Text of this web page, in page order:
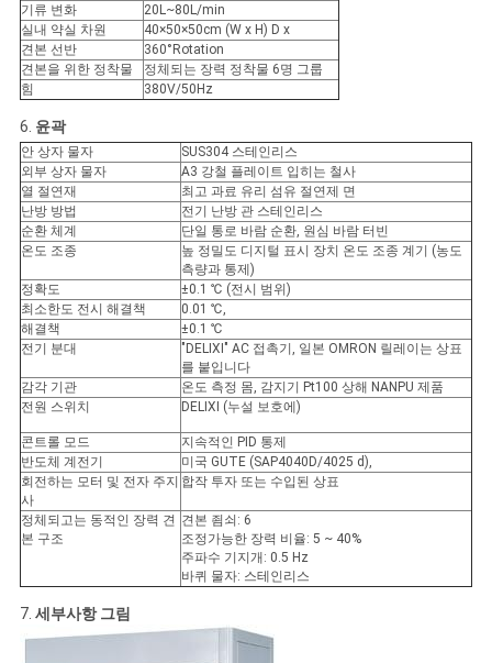
기류 변화
20L~80L/min
실내 약실 차원
40×50×50cm (W x H) D x
견본 선반
360°Rotation
견본을 위한 정착물
정체되는 장력 정착물 6명 그룹
힘
380V/50Hz
6. 윤곽
안 상자 물자
SUS304 스테인리스
외부 상자 물자
A3 강철 플레이트 입히는 철사
열 절연재
최고 과료 유리 섬유 절연제 면
난방 방법
전기 난방 관 스테인리스
순환 체계
단일 통로 바람 순환, 원심 바람 터빈
온도 조종
높 정밀도 디지털 표시 장치 온도 조종 계기 (농도
측량과 통제)
정확도
±0.1 ℃ (전시 범위)
최소한도 전시 해결책
0.01 ℃,
해결책
±0.1 ℃
전기 분대
"DELIXI" AC 접촉기, 일본 OMRON 릴레이는 상표
를 붙입니다
감각 기관
온도 측정 몸, 감지기 Pt100 상해 NANPU 제품
전원 스위치
DELIXI (누설 보호에)
콘트롤 모드
지속적인 PID 통제
반도체 계전기
미국 GUTE (SAP4040D/4025 d),
회전하는 모터 및 전자 주지
사
합작 투자 또는 수입된 상표
정체되고는 동적인 장력 견
본 구조
견본 죔쇠: 6
조정가능한 장력 비율: 5 ~ 40%
주파수 기지개: 0.5 Hz
바퀴 물자: 스테인리스
7. 세부사항 그림